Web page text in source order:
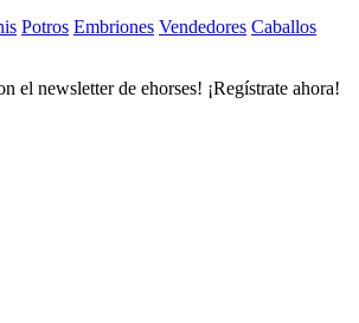
Potros Embriones Vendedores Caballos
el newsletter de ehorses! ¡Regístrate ahora!